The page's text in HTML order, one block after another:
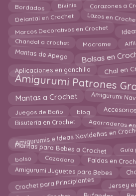
Bordados Bikinis Corazones a
Delantal en Crochet Lazos en
Marcos Decorativos en Crochet
Chandal a crochet Macrame
Mantas de Apego Bolsas en
Aplicaciones en ganchillo Chal en
Amigurumi Patrones
Mantas a Crochet Amigurumi
Juegos de Baño blog
Bisutería en Crochet Agarraderas
Amigurumis e Ideas Navideñas en
Mantas para Bebes a Crochet
bolso Cazadora Faldas en
Amigurumi Juguetes para Bebes
Crochet para Principiantes Jersey